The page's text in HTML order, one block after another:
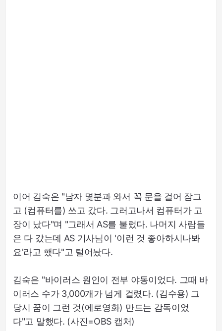
이어 김숙은 "남자 몇분과 와서 꼭 문을 걸어 잠그
고 (컴퓨터를) 쓰고 갔다. 그러고나서 컴퓨터가 고
장이 났다"며 "그래서 AS를 불렀다. 나머지 사람들
은 다 갔는데 AS 기사님이 '이런 것 좋아하시나봐
요'라고 했다"고 털어놨다.
김숙은 "바이러스 원인이 전부 야동이었다. 그때 바
이러스 수가 3,000개가 넘게 걸렸다. (김수용) 그
당시 꿈이 그런 것(에로영화) 만드는 감독이었
다"고 말했다. (사진=OBS 캡처)